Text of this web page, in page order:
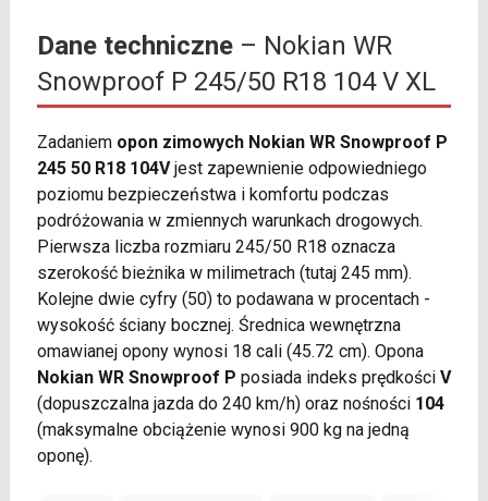
Dane techniczne– Nokian WR
Snowproof P 245/50 R18 104 V XL
Zadaniem opon zimowych Nokian WR Snowproof P
245 50 R18 104Vjest zapewnienie odpowiedniego
poziomu bezpieczeństwa i komfortu podczas
podróżowania w zmiennych warunkach drogowych.
Pierwsza liczba rozmiaru 245/50 R18 oznacza
szerokość bieżnika w milimetrach (tutaj 245 mm).
Kolejne dwie cyfry (50) to podawana w procentach -
wysokość ściany bocznej. Średnica wewnętrzna
omawianej opony wynosi 18 cali (45.72 cm). Opona
Nokian WR Snowproof P posiada indeks prędkości V
(dopuszczalna jazda do 240 km/h) oraz nośności 104
(maksymalne obciążenie wynosi 900 kg na jedną
oponę).